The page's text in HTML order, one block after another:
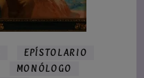
EPÍSTOLARIO
MONÓLOGO